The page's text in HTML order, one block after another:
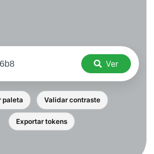
Ver
paleta Validar contraste
Exportar tokens